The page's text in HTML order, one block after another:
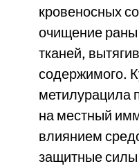
кровеносных
очищение раны
тканей,
содержимого.
метилурацила
на местный
влиянием
защитные